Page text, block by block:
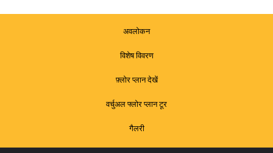
अवलोकन
विशेष विवरण
फ़्लोर प्लान देखें
वर्चुअल फ्लोर प्लान टूर
गैलरी